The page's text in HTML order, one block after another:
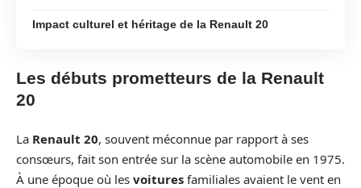
Impact culturel et héritage de la Renault 20
Les débuts prometteurs de la Renault
20
La Renault 20, souvent méconnue par rapport à ses
consœurs, fait son entrée sur la scène automobile en 1975.
À une époque où les voitures familiales avaient le vent en